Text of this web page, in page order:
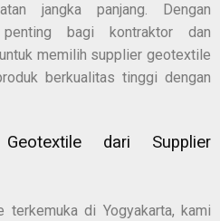
jangka panjang. Dengan
bagi kontraktor dan
memilih supplier geotextile
berkualitas tinggi dengan
dari Supplier
di Yogyakarta, kami